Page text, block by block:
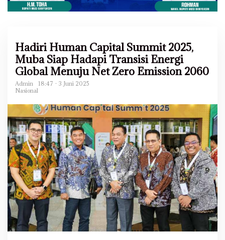
Hadiri Human Capital Summit 2025,
Muba Siap Hadapi Transisi Energi
Global Menuju Net Zero Emission 2060
Admin
18:47 - 3 Juni 2025
Nasional